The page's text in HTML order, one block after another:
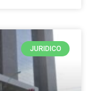
JURIDICO